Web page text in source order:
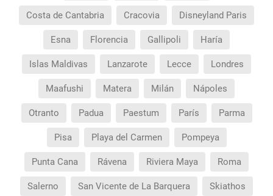
Costa de Cantabria Cracovia Disneyland Paris
Esna Florencia Gallipoli Haría
Islas Maldivas Lanzarote Lecce Londres
Maafushi Matera Milán Nápoles
Otranto Padua Paestum París Parma
Pisa Playa del Carmen Pompeya
Punta Cana Rávena Riviera Maya Roma
Salerno San Vicente de La Barquera Skiathos